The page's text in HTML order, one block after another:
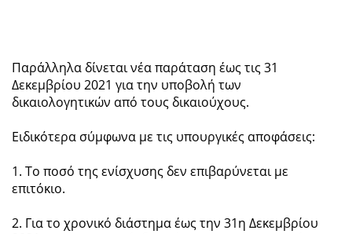
Παράλληλα δίνεται νέα παράταση έως τις 31
Δεκεμβρίου 2021 για την υποβολή των
δικαιολογητικών από τους δικαιούχους.
Ειδικότερα σύμφωνα με τις υπουργικές αποφάσεις:
1. Το ποσό της ενίσχυσης δεν επιβαρύνεται με
επιτόκιο.
2. Για το χρονικό διάστημα έως την 31η Δεκεμβρίου